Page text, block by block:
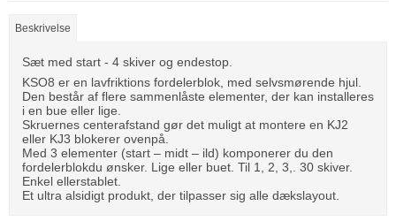
Beskrivelse
Sæt med start - 4 skiver og endestop.
KSO8 er en lavfriktions fordelerblok, med selvsmørende hjul.
Den består af flere sammenlåste elementer, der kan installeres
i en bue eller lige.
Skruernes centerafstand gør det muligt at montere en KJ2
eller KJ3 blokerer ovenpå.
Med 3 elementer (start – midt – ild) komponerer du den
fordelerblokdu ønsker. Lige eller buet. Til 1, 2, 3,. 30 skiver.
Enkel ellerstablet.
Et ultra alsidigt produkt, der tilpasser sig alle dækslayout.